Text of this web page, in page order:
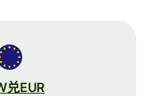
兑EUR